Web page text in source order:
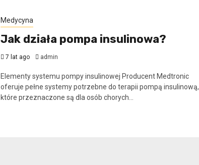
Medycyna
Jak działa pompa insulinowa?
7 lat ago admin
Elementy systemu pompy insulinowej Producent Medtronic
oferuje pełne systemy potrzebne do terapii pompą insulinową,
które przeznaczone są dla osób chorych...